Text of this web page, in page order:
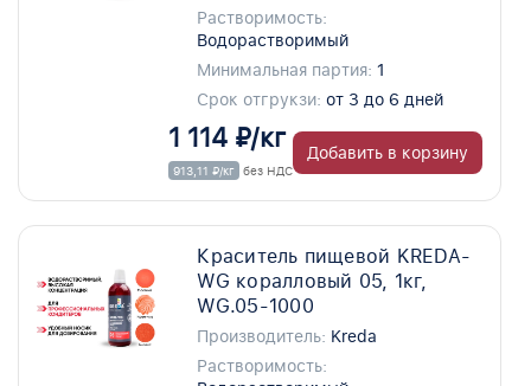
Растворимость:
Водорастворимый
Минимальная партия: 1
Срок отгрукзи: от 3 до 6 дней
1 114 ₽/кг
913,11 ₽/кг без НДС
Добавить в корзину
Краситель пищевой KREDA-
WG коралловый 05, 1кг,
WG.05-1000
Производитель: Kreda
Растворимость: